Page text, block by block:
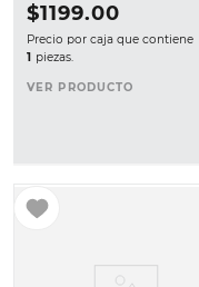
$1199.00
Precio por caja que contiene
1 piezas.
VER PRODUCTO